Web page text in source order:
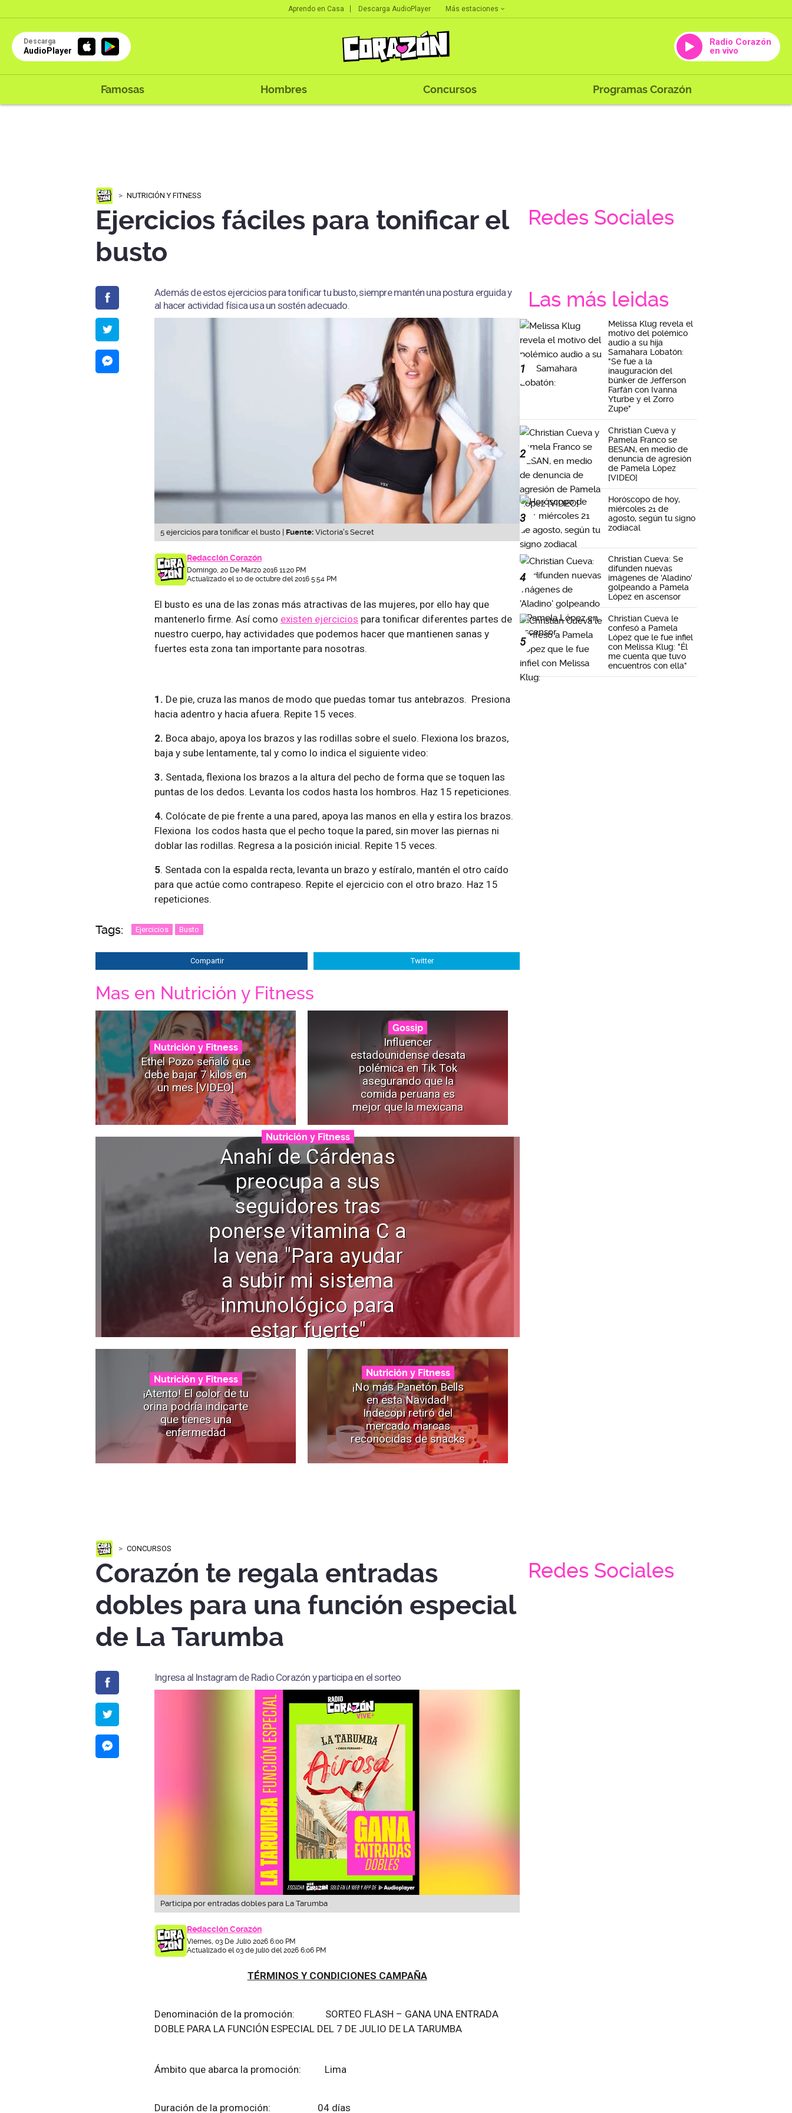
Aprendo en Casa Descarga AudioPlayer Más estaciones
Descarga
AudioPlayer
Radio Corazón
en vivo
Famosas Hombres Concursos Programas Corazón
NUTRICIÓN Y FITNESS
Ejercicios fáciles para tonificar el
busto
Además de estos ejercicios para tonificar tu busto, siempre mantén una postura erguida y
al hacer actividad física usa un sostén adecuado.
5 ejercicios para tonificar el busto | Fuente: Victoria's Secret
Redacción Corazón
Domingo, 20 De Marzo 2016 11:20 PM
Actualizado el 10 de octubre del 2016 5:54 PM
El busto es una de las zonas más atractivas de las mujeres, por ello hay que
mantenerlo firme. Así como existen ejercicios para tonificar diferentes partes de
nuestro cuerpo, hay actividades que podemos hacer que mantienen sanas y
fuertes esta zona tan importante para nosotras.
1. De pie, cruza las manos de modo que puedas tomar tus antebrazos. Presiona
hacia adentro y hacia afuera. Repite 15 veces.
2. Boca abajo, apoya los brazos y las rodillas sobre el suelo. Flexiona los brazos,
baja y sube lentamente, tal y como lo indica el siguiente video:
3. Sentada, flexiona los brazos a la altura del pecho de forma que se toquen las
puntas de los dedos. Levanta los codos hasta los hombros. Haz 15 repeticiones.
4. Colócate de pie frente a una pared, apoya las manos en ella y estira los brazos.
Flexiona los codos hasta que el pecho toque la pared, sin mover las piernas ni
doblar las rodillas. Regresa a la posición inicial. Repite 15 veces.
5. Sentada con la espalda recta, levanta un brazo y estíralo, mantén el otro caído
para que actúe como contrapeso. Repite el ejercicio con el otro brazo. Haz 15
repeticiones.
Tags: Ejercicios Busto
Compartir Twitter
Mas en Nutrición y Fitness
Nutrición y Fitness
Ethel Pozo señaló que
debe bajar 7 kilos en
un mes [VIDEO]
Gossip
Influencer
estadounidense desata
polémica en Tik Tok
asegurando que la
comida peruana es
mejor que la mexicana
Nutrición y Fitness
Anahí de Cárdenas
preocupa a sus
seguidores tras
ponerse vitamina C a
la vena "Para ayudar
a subir mi sistema
inmunológico para
estar fuerte"
Nutrición y Fitness
¡Atento! El color de tu
orina podría indicarte
que tienes una
enfermedad
Nutrición y Fitness
¡No más Panetón Bells
en esta Navidad!
Indecopi retiró del
mercado marcas
reconocidas de snacks
Redes Sociales
Las más leidas
1
Melissa Klug revela el
motivo del polémico
audio a su hija
Samahara Lobatón:
"Se fue a la
inauguración del
búnker de Jefferson
Farfán con Ivanna
Yturbe y el Zorro
Zupe"
2
Christian Cueva y
Pamela Franco se
BESAN, en medio de
denuncia de agresión
de Pamela López
[VIDEO]
3
Horóscopo de hoy,
miércoles 21 de
agosto, según tu signo
zodiacal
4
Christian Cueva: Se
difunden nuevas
imágenes de 'Aladino'
golpeando a Pamela
López en ascensor
5
Christian Cueva le
confesó a Pamela
López que le fue infiel
con Melissa Klug: "Él
me cuenta que tuvo
encuentros con ella"
CONCURSOS
Corazón te regala entradas
dobles para una función especial
de La Tarumba
Ingresa al Instagram de Radio Corazón y participa en el sorteo
Participa por entradas dobles para La Tarumba
Redacción Corazón
Viernes, 03 De Julio 2026 6:00 PM
Actualizado el 03 de julio del 2026 6:06 PM
TÉRMINOS Y CONDICIONES CAMPAÑA
Denominación de la promoción: SORTEO FLASH – GANA UNA ENTRADA
DOBLE PARA LA FUNCIÓN ESPECIAL DEL 7 DE JULIO DE LA TARUMBA
Ámbito que abarca la promoción: Lima
Duración de la promoción: 04 días
Redes Sociales